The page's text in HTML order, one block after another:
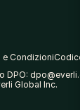
e Condizioni
DPO:
Global Inc.